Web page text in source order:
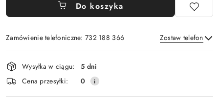
Do koszyka
Zamówienie telefoniczne: 732 188 366 Zostaw telefon
Wyślij
Dostępność
i
dostawa
Wysyłka w ciągu:
5 dni
Cena przesyłki:
0